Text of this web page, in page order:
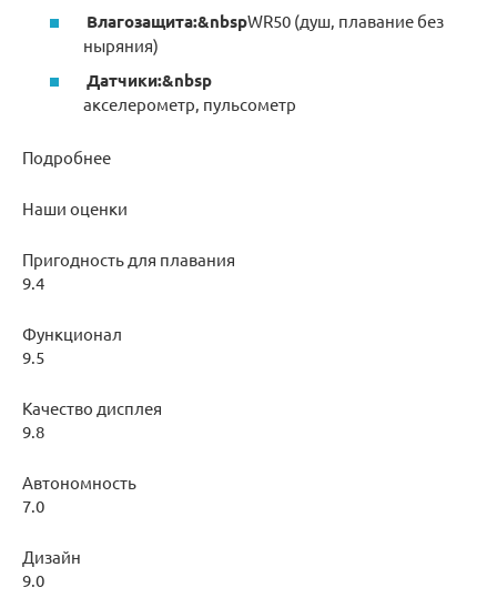
Влагозащита:&nbspWR50 (душ, плавание без
ныряния)
Датчики:&nbsp
акселерометр, пульсометр
Подробнее
Наши оценки
Пригодность для плавания
9.4
Функционал
9.5
Качество дисплея
9.8
Автономность
7.0
Дизайн
9.0